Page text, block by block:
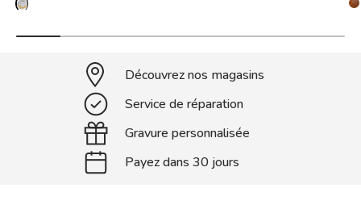
Découvrez nos magasins
Service de réparation
Gravure personnalisée
Payez dans 30 jours